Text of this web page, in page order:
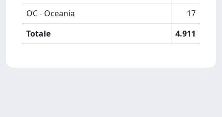
OC - Oceania
17
Totale
4.911